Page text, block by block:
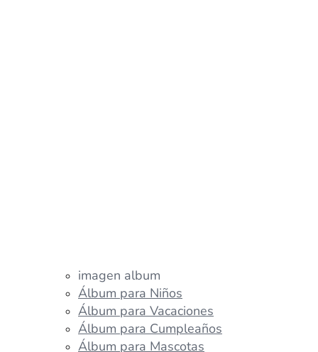
imagen album
Álbum para Niños
Álbum para Vacaciones
Álbum para Cumpleaños
Álbum para Mascotas